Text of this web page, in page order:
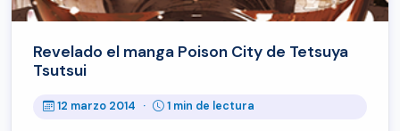
Revelado el manga Poison City de Tetsuya
Tsutsui
12 marzo 2014 · 1 min de lectura